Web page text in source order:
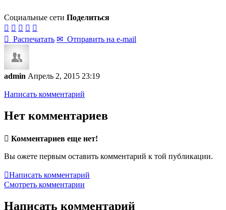
Социальные сети Поделиться
    
 Распечатать ✉ Отправить на e-mail
admin Апрель 2, 2015 23:19
Написать комментарий
Нет комментариев
 Комментариев еще нет!
Вы ожете первым оставить комментарий к той публикации.
Написать комментарий
Смотреть комментарии
Написать комментарий